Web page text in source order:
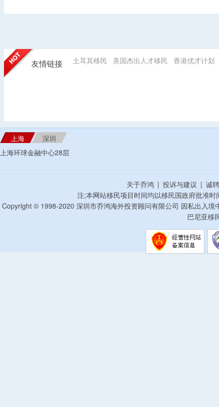
友情链接 土耳其移民 美国杰出人才移民 香港优才计划
上海
深圳
上海环球金融中心28层
关于乔鸿 | 投诉与建议 | 诚
注;本网站移民项目时间均以移民国政府批准
Copyright © 1998-2020 深圳市乔鸿海外投资顾问有限公司 因私出入
巴尼亚移